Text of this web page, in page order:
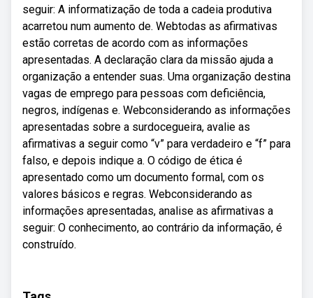
seguir: A informatização de toda a cadeia produtiva
acarretou num aumento de. Webtodas as afirmativas
estão corretas de acordo com as informações
apresentadas. A declaração clara da missão ajuda a
organização a entender suas. Uma organização destina
vagas de emprego para pessoas com deficiência,
negros, indígenas e. Webconsiderando as informações
apresentadas sobre a surdocegueira, avalie as
afirmativas a seguir como “v” para verdadeiro e “f” para
falso, e depois indique a. O código de ética é
apresentado como um documento formal, com os
valores básicos e regras. Webconsiderando as
informações apresentadas, analise as afirmativas a
seguir: O conhecimento, ao contrário da informação, é
construído.